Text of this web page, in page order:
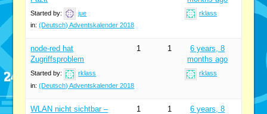
Started by:
jue
in:(Deutsch) Adventskalender 2018
rklass
node-red hat
Zugriffsproblem
Started by:
rklass
in:(Deutsch) Adventskalender 2018
1 1
6 years, 8
months ago
rklass
WLAN nicht sichtbar –
1 1
6 years, 8